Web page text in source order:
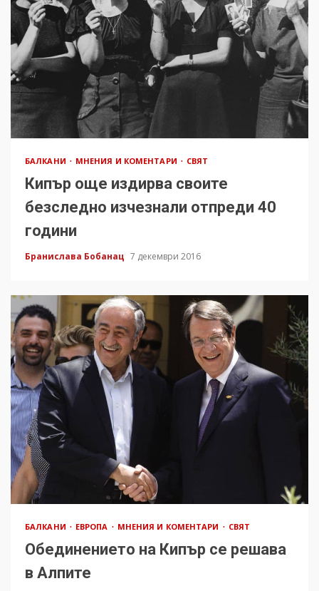
БАЛКАНИ МНЕНИЯ И КОМЕНТАРИ СВЯТ
Кипър още издирва своите
безследно изчезнали отпреди 40
години
Бранислава Бобанац 7 декември 2016
БАЛКАНИ ЕВРОПА МНЕНИЯ И КОМЕНТАРИ СВЯТ
Обединението на Кипър се решава
в Алпите